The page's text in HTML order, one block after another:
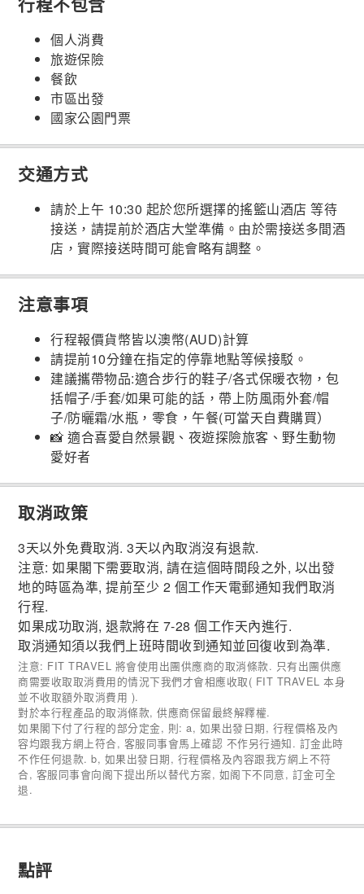
個人消費
旅遊保險
餐飲
市區出發
國家公園門票
交通方式
請於上午 10:30 起於您所選擇的搖籃山酒店 等待
接送，請提前於酒店大堂準備。由於需接送多間酒
店，實際接送時間可能會略有調整。
注意事項
行程報價貨幣皆以澳幣(AUD)計算
請提前10分鐘在指定的停靠地點等候接駁。
建議攜帶物品:適合步行的鞋子/各式保暖衣物，包
括帽子/手套/如果可能的話，帶上防風雨外套/帽
子/防曬霜/水瓶，零食，午餐(可當天自費購買）
📸 適合喜愛自然景觀、夜遊探險旅客、野生動物
愛好者
取消政策
3天以外免費取消. 3天以內取消沒有退款.
注意: 如果閣下需要取消, 請在這個時間段之外, 以出發
地的時區為準, 提前至少 2 個工作天電郵通知我們取消
行程.
如果成功取消, 退款將在 7-28 個工作天內進行.
取消通知須以我們上班時間收到通知並回復收到為準.
注意: FIT TRAVEL 將會使用出團供應商的取消條款. 只有出團供應
商需要收取取消費用的情況下我們才會相應收取( FIT TRAVEL 本身
並不收取額外取消費用 ).
對於本行程產品的取消條款, 供應商保留最終解釋權.
如果閣下付了行程的部分定金, 則: a, 如果出發日期, 行程價格及內
容均跟我方網上符合, 客服同事會馬上確認 不作另行通知. 訂金此時
不作任何退款. b, 如果出發日期, 行程價格及內容跟我方網上不符
合, 客服同事會向阁下提出所以替代方案, 如阁下不同意, 訂金可全
退.
點評